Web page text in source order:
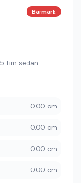
Barmark
5 tim sedan
0.00 cm
0.00 cm
0.00 cm
0.00 cm